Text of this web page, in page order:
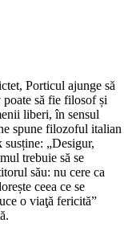
Porticul ajunge să
poate să fie filosof și
liberi, în sensul
spune filozoful italian
„Desigur,
trebuie să se
său: nu cere ca
ceea ce se
o viaţă fericită”